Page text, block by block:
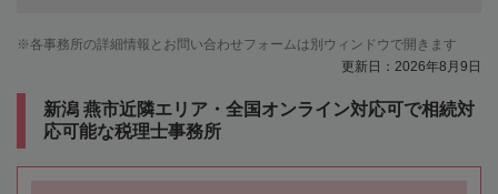
各事務所の詳細情報とお問い合わせフォームは別ウィンドウで開きます
更新日：2026年8月9日
新潟 燕市近隣エリア・全国オンライン対応可で相続対
応可能な税理士事務所